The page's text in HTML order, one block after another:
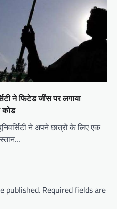
ने फिटेड जींस पर लगाया
कोड
ने अपने छात्रों के लिए एक
published. Required fields are